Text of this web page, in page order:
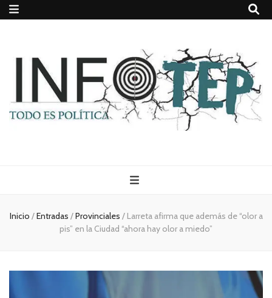
Todo es
(rosca)
política
Inicio /Entradas /Provinciales / Larreta afirma que además de “olor a
pis” en la Ciudad “ahora hay olor a miedo”